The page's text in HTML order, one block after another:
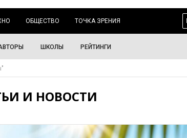
ОБЩЕСТВО ТОЧКА ЗРЕНИЯ
ШКОЛЫ РЕЙТИНГИ
И НОВОСТИ